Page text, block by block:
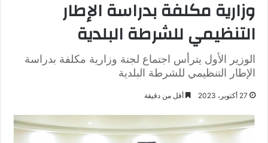
وزارية مكلفة بدراسة الإطار
التنظيمي للشرطة البلدية
الوزير الأول يترأس اجتماع لجنة وزارية مكلفة بدراسة
الإطار التنظيمي للشرطة البلدية
27 أكتوبر، 2023 أقل من دقيقة